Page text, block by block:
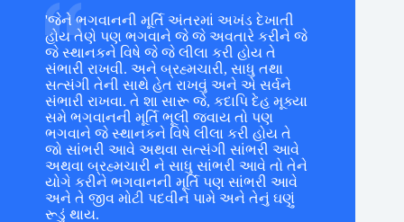
'જેને ભગવાનની મૂર્તિ અંતરમાં અખંડ દેખાતી
હોય તેણે પણ ભગવાને જે જે અવતારે કરીને જે
જે સ્થાનકને વિષે જે જે લીલા કરી હોય તે
સંભારી રાખવી. અને બ્રહ્મચારી, સાધુ તથા
સત્સંગી તેની સાથે હેત રાખવું અને એ સર્વને
સંભારી રાખવા. તે શા સારૂ જે, કદાપિ દેહ મૂક્યા
સમે ભગવાનની મૂર્તિ ભૂલી જવાય તો પણ
ભગવાને જે સ્થાનકને વિષે લીલા કરી હોય તે
જો સાંભરી આવે અથવા સત્સંગી સાંભરી આવે
અથવા બ્રહ્મચારી ને સાધુ સાંભરી આવે તો તેને
યોગે કરીને ભગવાનની મૂર્તિ પણ સાંભરી આવે
અને તે જીવ મોટી પદવીને પામે અને તેનું ઘણું
રૂડું થાય.